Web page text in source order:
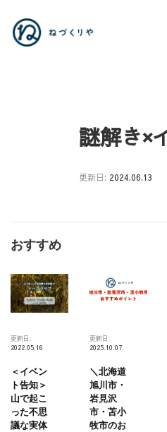
謎解き×
更新日: 2024.06.13
解
き
イ
ベ
ン
おすすめ
更新日:
2022.05.16
＜イベン
ト告知＞
山で起こ
った不思
議な実体
更新日:
2025.10.07
＼北海道
旭川市・
岩見沢
市・苫小
牧市のお